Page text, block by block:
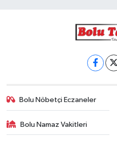
Bolu Nöbetçi Eczaneler
Bolu Namaz Vakitleri